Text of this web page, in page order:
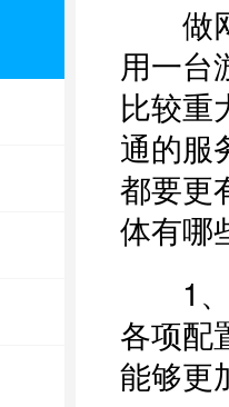
做网
用一台
比较重
通的服
都要更
体有哪
1、
各项配
能够更